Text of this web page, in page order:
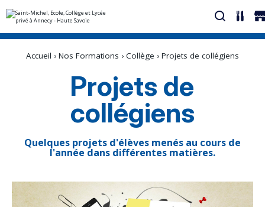
Aller
Outils
Accueil › Nos Formations › Collège › Projets de collégiens
Projets de
collégiens
Quelques projets d'élèves menés au cours de
l'année dans différentes matières.